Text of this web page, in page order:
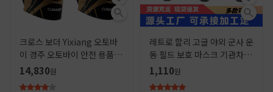
크로스 보더 Yixiang 오토바
이 경주 오토바이 안전 용품 오
토바이 무릎 패드 반사 내마모
성 라이더 라이딩 보호
14,830원
레트로 할리 고글 야외 군사 운
동 필드 보호 마스크 기관차 승
마 장비 방풍 모래 차양 고글
1,110원